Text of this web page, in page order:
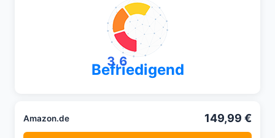
3,6
Befriedigend
Amazon.de 149,99 €